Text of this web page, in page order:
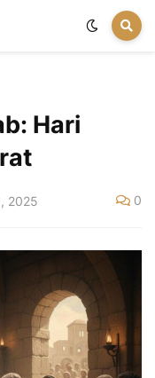
Hari
2025 0